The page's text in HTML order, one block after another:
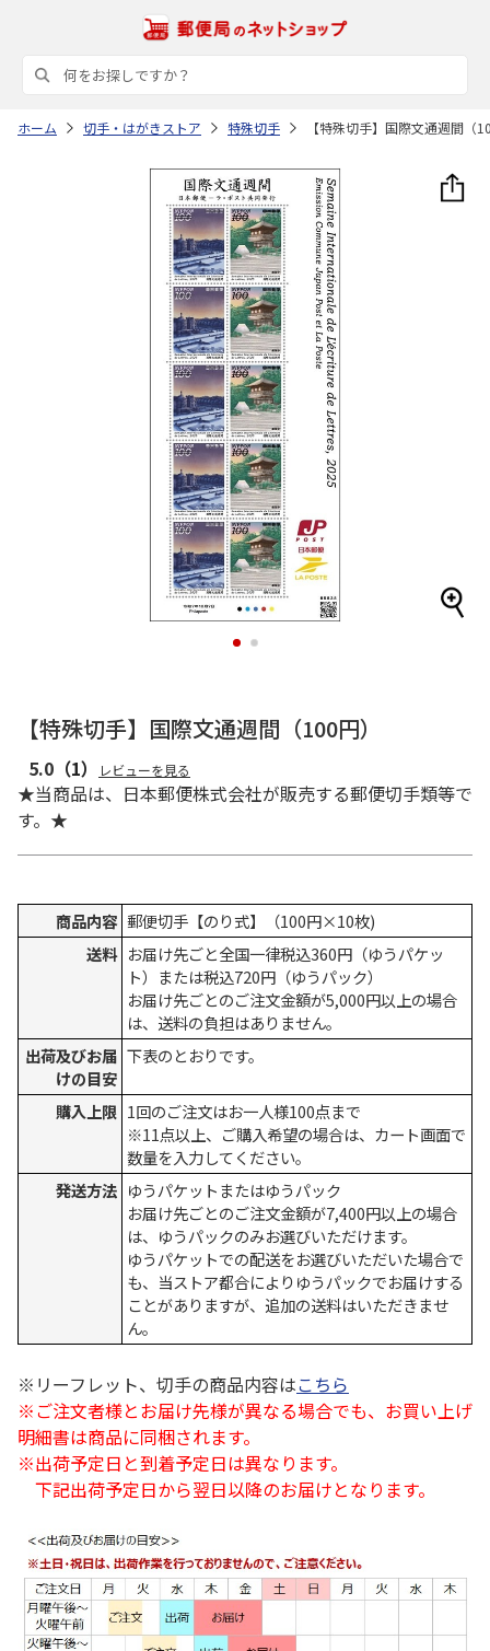
ホーム 切手・はがきストア 特殊切手 【特殊切手】国際文通週間（
1 2
【特殊切手】国際文通週間（100円）
5.0 （1） レビューを見る
★当商品は、日本郵便株式会社が販売する郵便切手類等で
す。★
商品内容 郵便切手【のり式】（100円×10枚)
送料 お届け先ごと全国一律税込360円（ゆうパケッ
ト）または税込720円（ゆうパック）
お届け先ごとのご注文金額が5,000円以上の場合
は、送料の負担はありません。
出荷及びお届
けの目安
下表のとおりです。
購入上限 1回のご注文はお一人様100点まで
※11点以上、ご購入希望の場合は、カート画面で
数量を入力してください。
発送方法 ゆうパケットまたはゆうパック
お届け先ごとのご注文金額が7,400円以上の場合
は、ゆうパックのみお選びいただけます。
ゆうパケットでの配送をお選びいただいた場合で
も、当ストア都合によりゆうパックでお届けする
ことがありますが、追加の送料はいただきませ
ん。
※リーフレット、切手の商品内容はこちら
※ご注文者様とお届け先様が異なる場合でも、お買い上げ
明細書は商品に同梱されます。
※出荷予定日と到着予定日は異なります。
下記出荷予定日から翌日以降のお届けとなります。